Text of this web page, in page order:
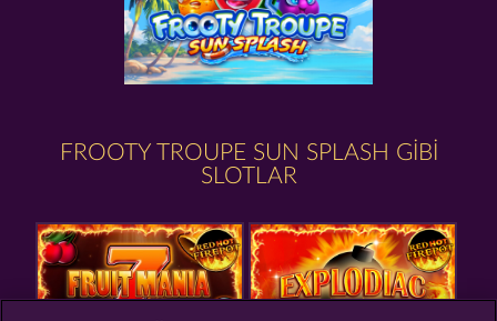
FROOTY TROUPE SUN SPLASH GIBI
SLOTLAR